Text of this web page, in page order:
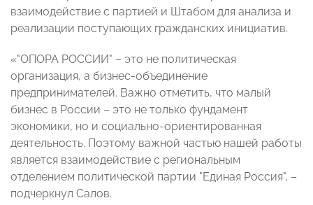
взаимодействие с партией и Штабом для анализа и
реализации поступающих гражданских инициатив.
«"ОПОРА РОССИИ" – это не политическая
организация, а бизнес-объединение
предпринимателей. Важно отметить, что малый
бизнес в России – это не только фундамент
экономики, но и социально-ориентированная
деятельность. Поэтому важной частью нашей работы
является взаимодействие с региональным
отделением политической партии "Единая Россия", –
подчеркнул Салов.